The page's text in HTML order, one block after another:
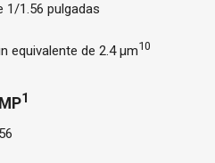
1/1.56 pulgadas
equivalente de 2.4 μm10
1